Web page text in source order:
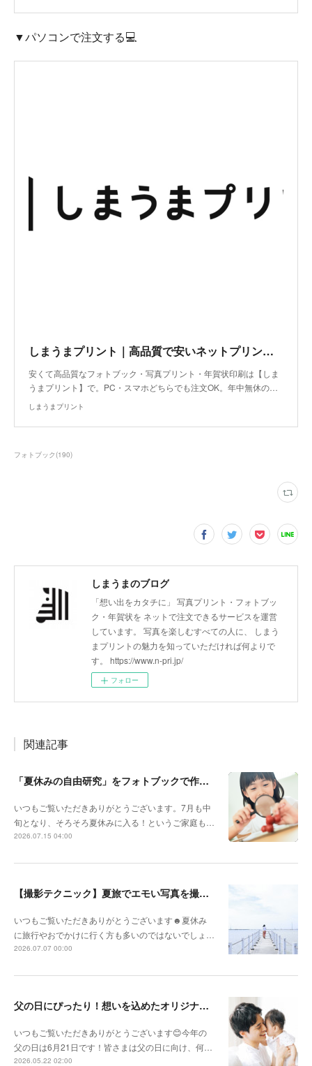
▼パソコンで注文する💻
しまうまプリント｜高品質で安いネットプリント専門店
安くて高品質なフォトブック・写真プリント・年賀状印刷は【しま
うまプリント】で。PC・スマホどちらでも注文OK。年中無休の…
しまうまプリント
フォトブック (190)
しまうまのブログ
「想い出をカタチに」 写真プリント・フォトブッ
ク・年賀状を ネットで注文できるサービスを運営
しています。 写真を楽しむすべての人に、 しまう
まプリントの魅力を知っていただければ何よりで
す。 https://www.n-pri.jp/
フォロー
関連記事
「夏休みの自由研究」をフォトブックで作ろう🔎
いつもご覧いただきありがとうございます。7月も中
旬となり、そろそろ夏休みに入る！というご家庭も…
2026.07.15 04:00
【撮影テクニック】夏旅でエモい写真を撮るポイント！
いつもご覧いただきありがとうございます☻夏休み
に旅行やおでかけに行く方も多いのではないでしょ…
2026.07.07 00:00
父の日にぴったり！想いを込めたオリジナルギフトを贈ろう🎁
いつもご覧いただきありがとうございます😊今年の
父の日は6月21日です！皆さまは父の日に向け、何…
2026.05.22 02:00